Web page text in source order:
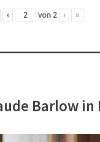
‹ von 2 › »
Barlow in